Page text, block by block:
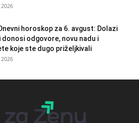
horoskop za 6. avgust: Dolazi
donosi odgovore, novu nadu i
koje ste dugo priželjkivali